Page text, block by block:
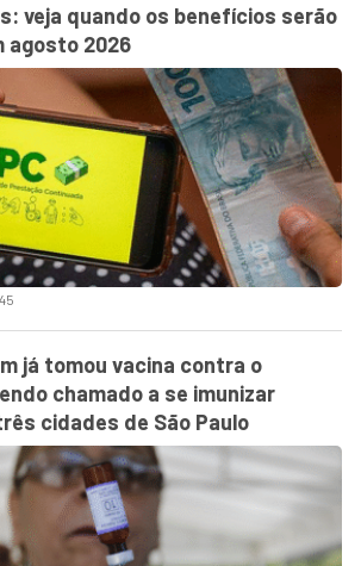
veja quando os benefícios serão
agosto 2026
já tomou vacina contra o
chamado a se imunizar
cidades de São Paulo